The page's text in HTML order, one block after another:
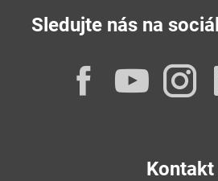
Sledujte nás na
Kontakt